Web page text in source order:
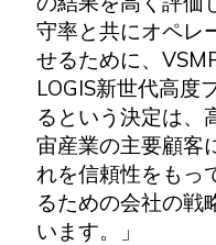
守率と共にオペレ
せるために、
LOGIS新世代高度
るという決定は、
宙産業の主要顧客
れを信頼性をもっ
るための会社の戦
います。」